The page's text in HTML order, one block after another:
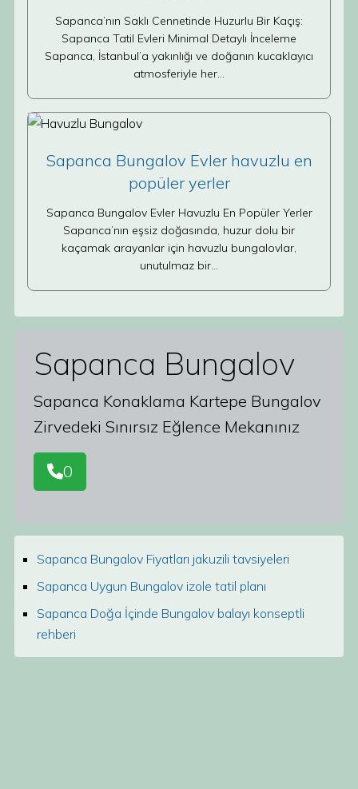
Sapanca’nın Saklı Cennetinde Huzurlu Bir Kaçış:
Sapanca Tatil Evleri Minimal Detaylı İnceleme
Sapanca, İstanbul’a yakınlığı ve doğanın kucaklayıcı
atmosferiyle her…
Sapanca Bungalov Evler havuzlu en
popüler yerler
Sapanca Bungalov Evler Havuzlu En Popüler Yerler
Sapanca’nın eşsiz doğasında, huzur dolu bir
kaçamak arayanlar için havuzlu bungalovlar,
unutulmaz bir…
Sapanca Bungalov
Sapanca Konaklama Kartepe Bungalov
Zirvedeki Sınırsız Eğlence Mekanınız
0
Sapanca Bungalov Fiyatları jakuzili tavsiyeleri
Sapanca Uygun Bungalov izole tatil planı
Sapanca Doğa İçinde Bungalov balayı konseptli
rehberi